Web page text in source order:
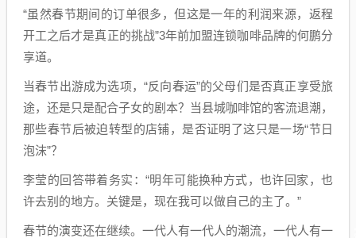
“虽然春节期间的订单很多，但这是一年的利润来源，返程
开工之后才是真正的挑战”3年前加盟连锁咖啡品牌的何鹏分
享道。
当春节出游成为选项，“反向春运”的父母们是否真正享受旅
途，还是只是配合子女的剧本？当县城咖啡馆的客流退潮，
那些春节后被迫转型的店铺，是否证明了这只是一场“节日
泡沫”？
李莹的回答带着务实：“明年可能换种方式，也许回家，也
许去别的地方。关键是，现在我可以做自己的主了。”
春节的演变还在继续。一代人有一代人的潮流，一代人有一